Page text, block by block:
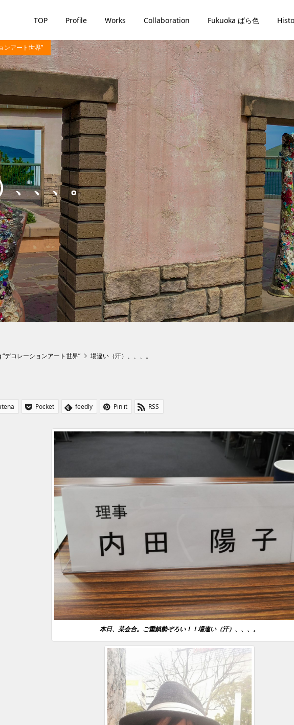
TOP Profile Works Collaboration Fukuoka ばら色
、、、。
ンアート世界”
デコレーションアート世界” 場違い（汗）、、、。
Pocket feedly Pin it RSS
本日、某会合。ご重鎮勢ぞろい！！場違い（汗）、、、。